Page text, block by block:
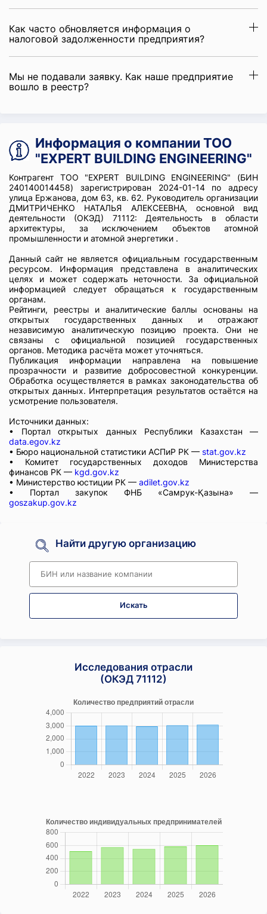
Как часто обновляется информация о
налоговой задолженности предприятия?
Мы не подавали заявку. Как наше предприятие
вошло в реестр?
Информация о компании ТОО
"EXPERT BUILDING ENGINEERING"
Контрагент ТОО "EXPERT BUILDING ENGINEERING" (БИН
240140014458) зарегистрирован 2024-01-14 по адресу
улица Ержанова, дом 63, кв. 62. Руководитель организации
ДМИТРИЧЕНКО НАТАЛЬЯ АЛЕКСЕЕВНА, основной вид
деятельности (ОКЭД) 71112: Деятельность в области
архитектуры, за исключением объектов атомной
промышленности и атомной энергетики .
Данный сайт не является официальным государственным
ресурсом. Информация представлена в аналитических
целях и может содержать неточности. За официальной
информацией следует обращаться к государственным
органам.
Рейтинги, реестры и аналитические баллы основаны на
открытых государственных данных и отражают
независимую аналитическую позицию проекта. Они не
связаны с официальной позицией государственных
органов. Методика расчёта может уточняться.
Публикация информации направлена на повышение
прозрачности и развитие добросовестной конкуренции.
Обработка осуществляется в рамках законодательства об
открытых данных. Интерпретация результатов остаётся на
усмотрение пользователя.
Источники данных:
• Портал открытых данных Республики Казахстан —
data.egov.kz
• Бюро национальной статистики АСПиР РК — stat.gov.kz
• Комитет государственных доходов Министерства
финансов РК — kgd.gov.kz
• Министерство юстиции РК — adilet.gov.kz
• Портал закупок ФНБ «Самрук-Қазына» —
goszakup.gov.kz
Найти другую организацию
Искать
Исследования отрасли
(ОКЭД 71112)